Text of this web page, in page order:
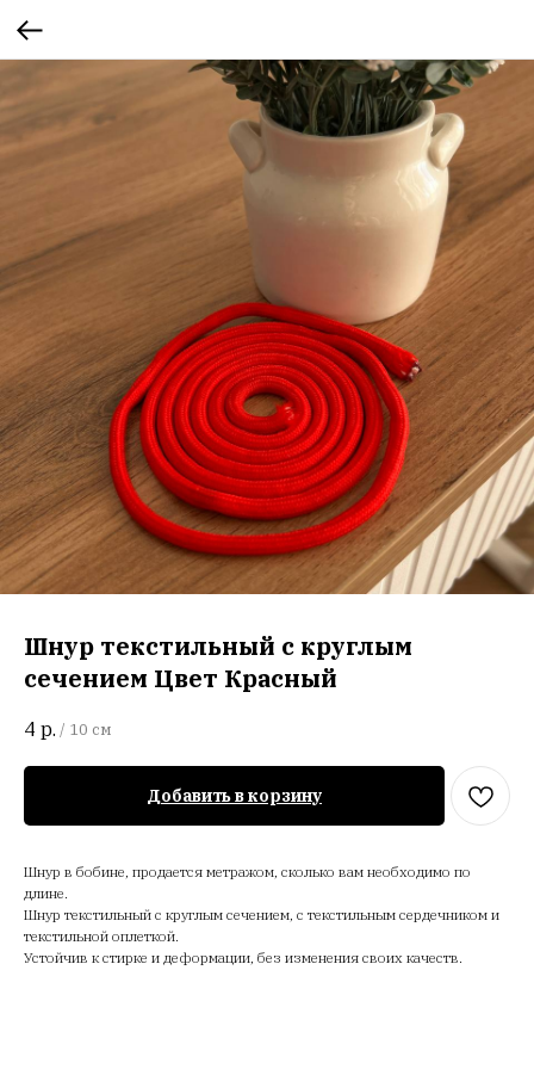
Шнур текстильный с круглым
сечением Цвет Красный
4 р. / 10 см
Добавить в корзину
Шнур в бобине, продается метражом, сколько вам необходимо по
длине.
Шнур текстильный с круглым сечением, с текстильным сердечником и
текстильной оплеткой.
Устойчив к стирке и деформации, без изменения своих качеств.